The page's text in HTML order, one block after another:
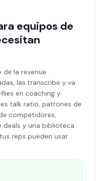
equipos de
de la revenue
las transcribe y va
en coaching y
talk ratio, patrones de
competidores,
deals y una biblioteca
reps pueden usar